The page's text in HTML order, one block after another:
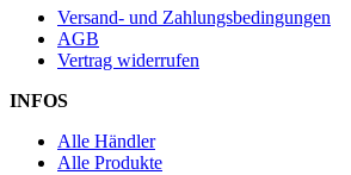
Versand- und Zahlungsbedingungen
AGB
Vertrag widerrufen
INFOS
Alle Händler
Alle Produkte